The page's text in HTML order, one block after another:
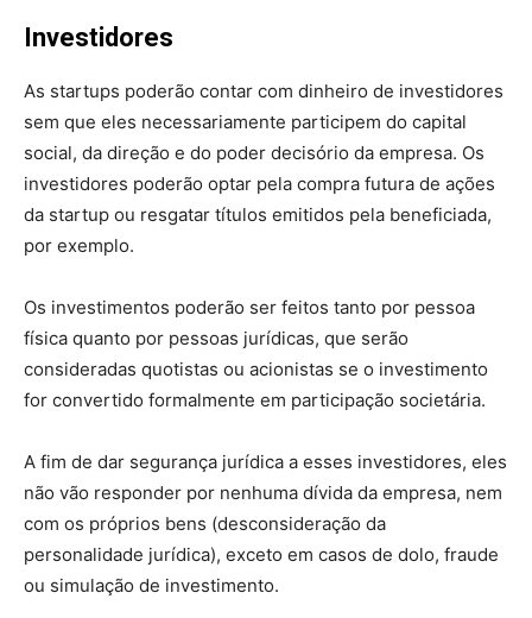
Investidores
As startups poderão contar com dinheiro de investidores
sem que eles necessariamente participem do capital
social, da direção e do poder decisório da empresa. Os
investidores poderão optar pela compra futura de ações
da startup ou resgatar títulos emitidos pela beneficiada,
por exemplo.
Os investimentos poderão ser feitos tanto por pessoa
física quanto por pessoas jurídicas, que serão
consideradas quotistas ou acionistas se o investimento
for convertido formalmente em participação societária.
A fim de dar segurança jurídica a esses investidores, eles
não vão responder por nenhuma dívida da empresa, nem
com os próprios bens (desconsideração da
personalidade jurídica), exceto em casos de dolo, fraude
ou simulação de investimento.